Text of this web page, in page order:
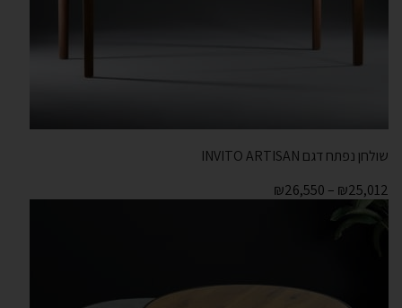
שולחן נפתח דגם INVITO ARTISAN
₪25,012
–
₪26,550